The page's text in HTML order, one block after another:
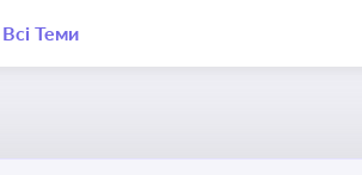
Всі Теми